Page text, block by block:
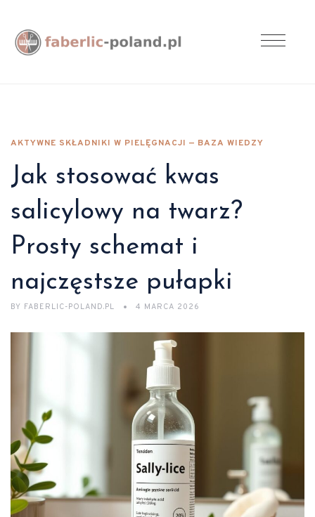
AKTYWNE SKŁADNIKI W PIELĘGNACJI — BAZA WIEDZY
Jak stosować kwas
salicylowy na twarz?
Prosty schemat i
najczęstsze pułapki
BY FABERLIC-POLAND.PL 4 MARCA 2026